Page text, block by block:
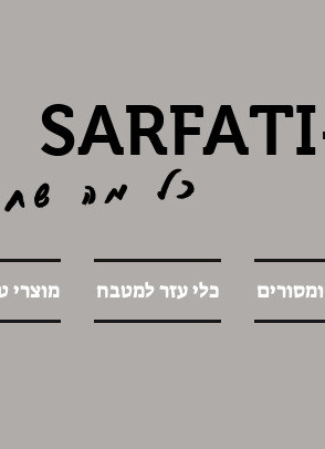
כל מה
כלי עזר למטבח מוצרי